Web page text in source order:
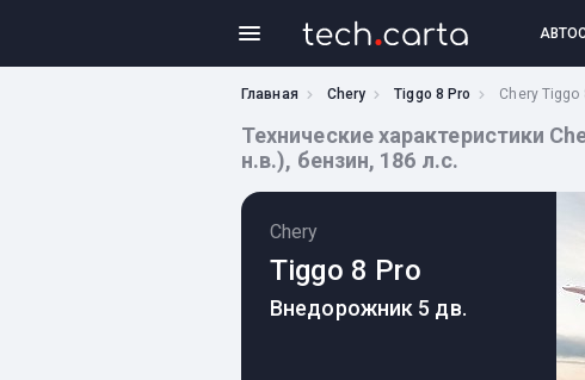
Главная Chery Tiggo 8 Pro Chery Tiggo
Технические характеристики
н.в.), бензин, 186 л.с.
Chery
Tiggo 8 Pro
Внедорожник 5 дв.